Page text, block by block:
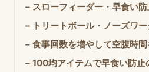
– スローフィーダー・早食い
– トリートボール・ノーズワ
– 食事回数を増やして空腹時
– 100均アイテムで早食い防止